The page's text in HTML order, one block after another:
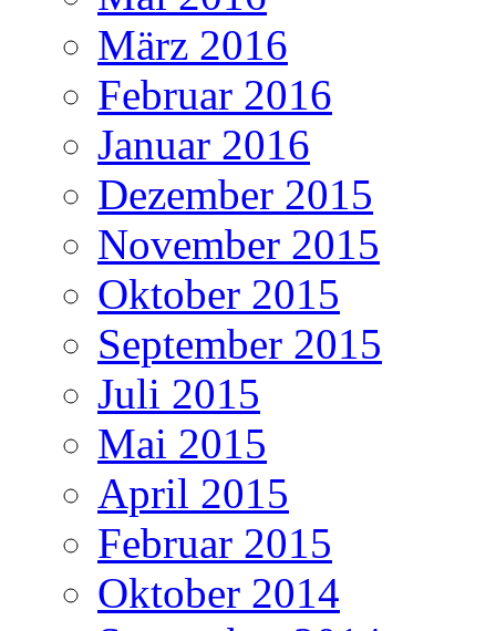
März 2016
Februar 2016
Januar 2016
Dezember 2015
November 2015
Oktober 2015
September 2015
Juli 2015
Mai 2015
April 2015
Februar 2015
Oktober 2014